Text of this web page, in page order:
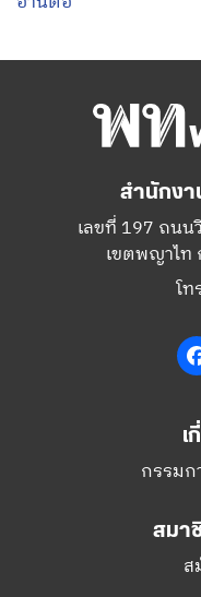
สำนักงา
เลขที่ 197 ถนน
เขตพญาไท
โ
เ
กรรมก
สมา
ส